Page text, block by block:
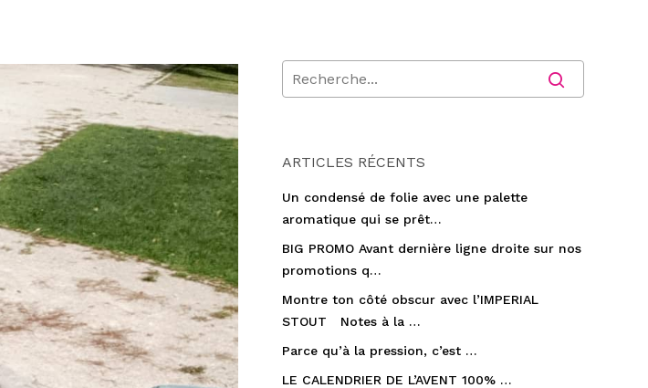
ARTICLES RÉCENTS
Un condensé de folie avec une palette
aromatique qui se prêt…
BIG PROMO Avant dernière ligne droite sur nos
promotions q…
Montre ton côté obscur avec l’IMPERIAL
STOUT Notes à la …
Parce qu’à la pression, c’est …
LE CALENDRIER DE L’AVENT 100% …